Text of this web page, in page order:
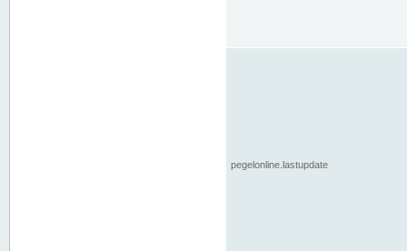
pegelonline.lastupdate